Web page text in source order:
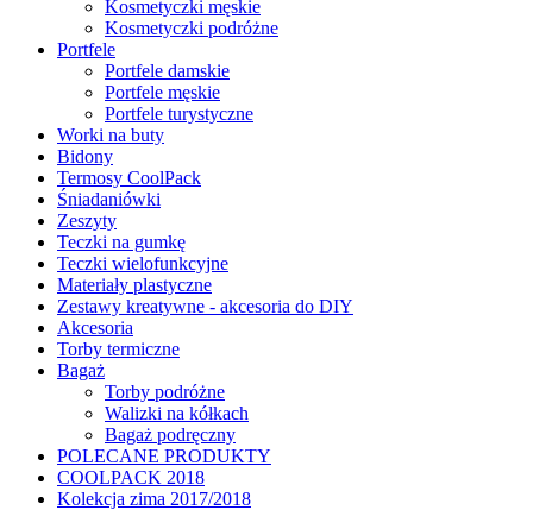
Kosmetyczki męskie
Kosmetyczki podróżne
Portfele
Portfele damskie
Portfele męskie
Portfele turystyczne
Worki na buty
Bidony
Termosy CoolPack
Śniadaniówki
Zeszyty
Teczki na gumkę
Teczki wielofunkcyjne
Materiały plastyczne
Zestawy kreatywne - akcesoria do DIY
Akcesoria
Torby termiczne
Bagaż
Torby podróżne
Walizki na kółkach
Bagaż podręczny
POLECANE PRODUKTY
COOLPACK 2018
Kolekcja zima 2017/2018